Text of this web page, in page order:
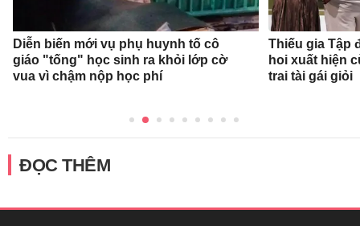
Diễn biến mới vụ phụ huynh tố cô
giáo "tống" học sinh ra khỏi lớp cờ
vua vì chậm nộp học phí
Thiếu gia Tập
hoi xuất hiện
trai tài gái giỏi
ĐỌC THÊM